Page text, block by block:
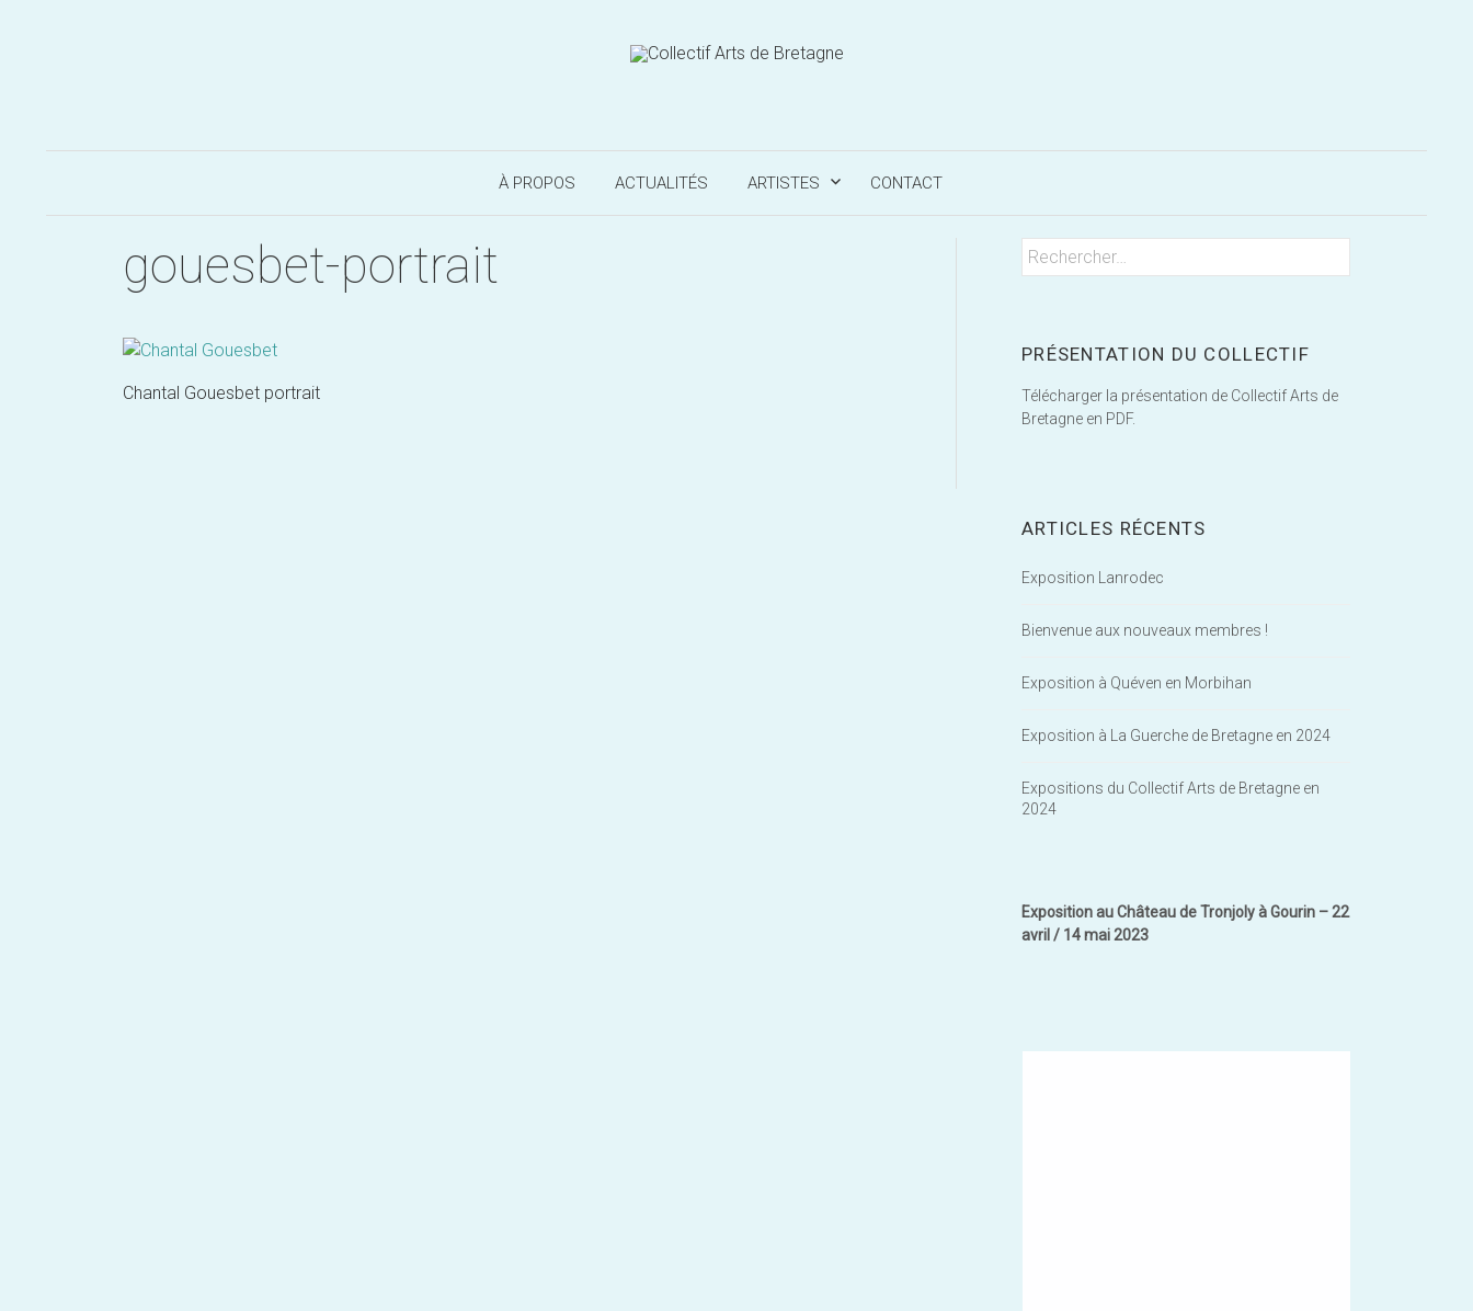
À PROPOS ACTUALITÉS ARTISTES CONTACT
gouesbet-portrait
Chantal Gouesbet portrait
Rechercher :
PRÉSENTATION DU COLLECTIF
Télécharger la présentation de Collectif Arts de
Bretagne en PDF.
ARTICLES RÉCENTS
Exposition Lanrodec
Bienvenue aux nouveaux membres !
Exposition à Quéven en Morbihan
Exposition à La Guerche de Bretagne en 2024
Expositions du Collectif Arts de Bretagne en
2024
Exposition au Château de Tronjoly à Gourin – 22
avril / 14 mai 2023